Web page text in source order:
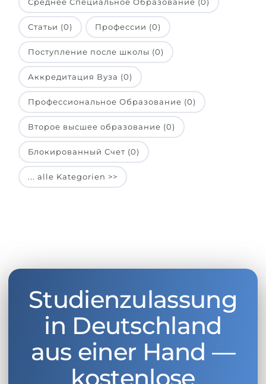
Статьи (0) Профессии (0)
Поступление после школы (0)
Аккредитация Вуза (0)
Профессиональное Образование (0)
Второе высшее образование (0)
Блокированный Счет (0)
... alle Kategorien >>
Studienzulassung
in Deutschland
aus einer Hand —
kostenlose